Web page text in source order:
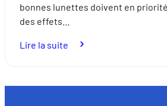
bonnes lunettes doivent en
des effets…
Lire la suite
vos